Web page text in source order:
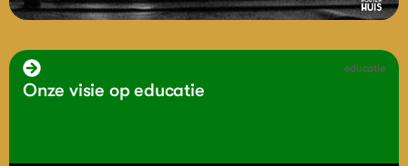
Onze visie op educatie
educatie